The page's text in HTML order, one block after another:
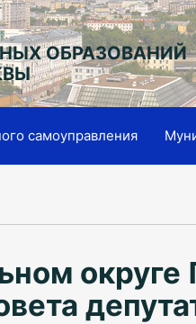
ОБРАЗОВАНИЙ
самоуправления
округе